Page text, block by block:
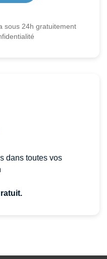
sous 24h gratuitement
dans toutes vos